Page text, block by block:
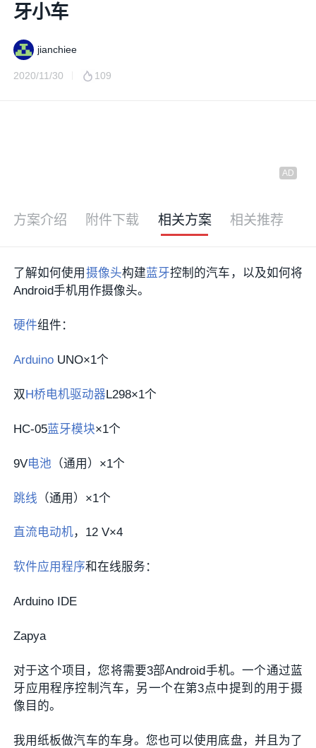
牙小车
jianchiee
2020/11/30 109
方案介绍 附件下载 相关方案 相关推荐
了解如何使用 摄像头构建蓝牙控制的汽车，以及如何将
Android手机用作摄像头。
硬件组件：
Arduino UNO×1个
双H桥电机驱动器L298×1个
HC-05蓝牙模块×1个
9V电池 （通用）×1个
跳线 （通用）×1个
直流电动机，12 V×4
软件应用程序和在线服务：
Arduino IDE
Zapya
对于这个项目，您将需要3部Android手机。一个通过蓝
牙应用程序控制汽车，另一个在第3点中提到的用于摄
像目的。
我用纸板做汽车的车身。您也可以使用底盘，并且为了